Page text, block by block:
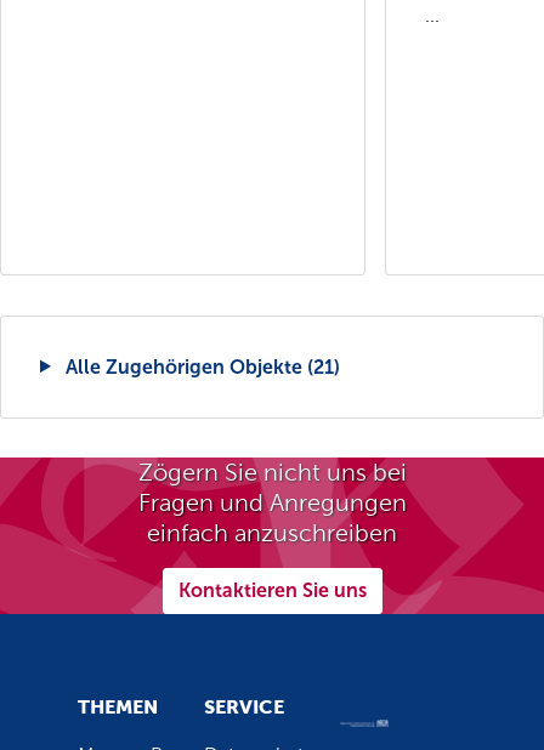
Alle Zugehörigen Objekte (21)
Zögern Sie nicht uns bei
Fragen und Anregungen
einfach anzuschreiben
Kontaktieren Sie uns
THEMEN SERVICE